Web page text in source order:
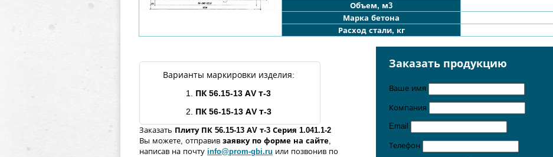
Объем, м3
Марка бетона
Расход стали, кг
Варианты маркировки изделия:
1. ПК 56.15-13 АV т-3
2.
ПК 56-15-13 АV т-3
Заказать Плиту ПК 56.15-13 АV т-3 Серия 1.041.1-2
Вы можете, отправив заявку по форме на сайте,
написав на почту info@prom-gbi.ru или позвонив по
Заказать продукцию
Ваше имя
Компания
Email
Телефон